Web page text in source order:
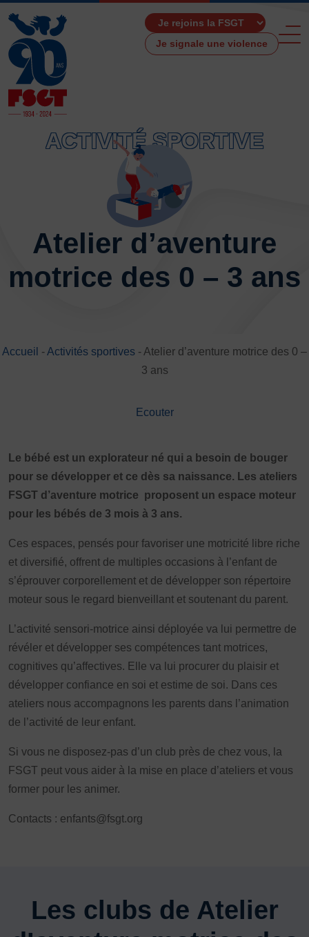
Je signale une violence
Fonctionnement
Les Boutiques F.S.G.T
Championnat de France FSGT
Pratiques partagées
Écologie
Sport avec les exilés
Signalement violences sexistes et sexuelles
Protéger les pratiquant.es
Prévenir les discriminations
Agir contre le dopage et les conduites dopantes
FORMATION
Livret de l’animateur·trice
Brevet Fédéral
BAFA
Officiel·les
Formateur.trice.s
ORGANISME DE FORMATION
Certificat de qualification professionnelle
Coopération et solidarité internationales
ACTIVITÉ SPORTIVE
Atelier d’aventure
motrice des 0 – 3 ans
Accueil -Activités sportives - Atelier d’aventure motrice des 0 –
3 ans
Ecouter
Le bébé est un explorateur né qui a besoin de bouger
pour se développer et ce dès sa naissance. Les ateliers
FSGT d’aventure motrice proposent un espace moteur
pour les bébés de 3 mois à 3 ans.
Ces espaces, pensés pour favoriser une motricité libre riche
et diversifié, offrent de multiples occasions à l’enfant de
s’éprouver corporellement et de développer son répertoire
moteur sous le regard bienveillant et soutenant du parent.
L’activité sensori-motrice ainsi déployée va lui permettre de
révéler et développer ses compétences tant motrices,
cognitives qu’affectives. Elle va lui procurer du plaisir et
développer confiance en soi et estime de soi. Dans ces
ateliers nous accompagnons les parents dans l’animation
de l’activité de leur enfant.
Si vous ne disposez-pas d’un club près de chez vous, la
FSGT peut vous aider à la mise en place d’ateliers et vous
former pour les animer.
Contacts : enfants@fsgt.org
Les clubs de Atelier